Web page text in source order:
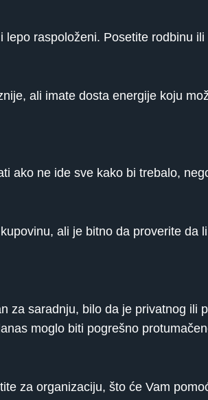
lepo raspoloženi. Posetite rodbinu
ali imate dosta energije koju
ako ne ide sve kako bi trebalo,
ali je bitno da proverite
za saradnju, bilo da je privatnog ili
moglo biti pogrešno
za organizaciju, što će Vam